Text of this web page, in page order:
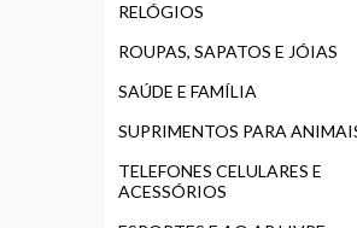
RELÓGIOS
ROUPAS, SAPATOS E JÓIAS
SAÚDE E FAMÍLIA
SUPRIMENTOS PARA
TELEFONES CELULARES E
ACESSÓRIOS